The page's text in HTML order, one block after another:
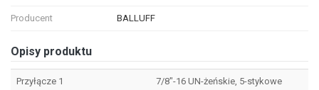
Producent BALLUFF
Opisy produktu
Przyłącze 1 7/8"-16 UN-żeńskie, 5-stykowe